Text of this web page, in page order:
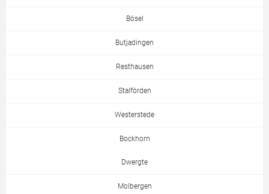
Bösel
Butjadingen
Resthausen
Stalförden
Westerstede
Bockhorn
Dwergte
Molbergen